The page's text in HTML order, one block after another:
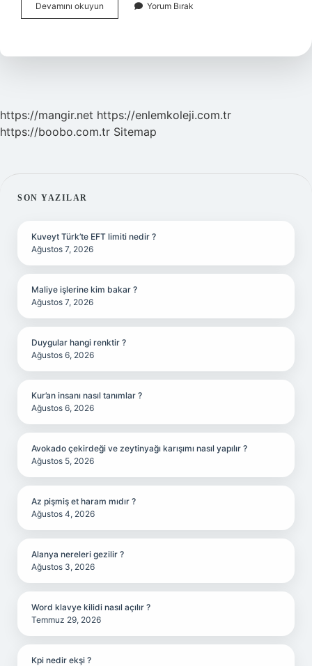
Devamını okuyun
Yapalım
Yorum Bırak
https://mangir.net https://enlemkoleji.com.tr
https://boobo.com.tr Sitemap
SIDEBAR
SON YAZILAR
Kuveyt Türk’te EFT limiti nedir ?
Ağustos 7, 2026
Maliye işlerine kim bakar ?
Ağustos 7, 2026
Duygular hangi renktir ?
Ağustos 6, 2026
Kur’an insanı nasıl tanımlar ?
Ağustos 6, 2026
Avokado çekirdeği ve zeytinyağı karışımı nasıl yapılır ?
Ağustos 5, 2026
Az pişmiş et haram mıdır ?
Ağustos 4, 2026
Alanya nereleri gezilir ?
Ağustos 3, 2026
Word klavye kilidi nasıl açılır ?
Temmuz 29, 2026
Kpi nedir ekşi ?